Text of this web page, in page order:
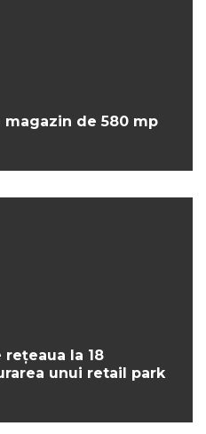
magazin de 580 mp
la 18
unui retail park